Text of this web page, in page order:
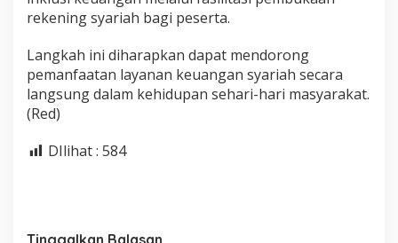
rekening syariah bagi peserta.
Langkah ini diharapkan dapat mendorong
pemanfaatan layanan keuangan syariah secara
langsung dalam kehidupan sehari-hari masyarakat.
(Red)
DIlihat : 584
Tinggalkan Balasan